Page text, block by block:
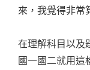
來，我覺得非常
在理解科目以及
國一國二就用這